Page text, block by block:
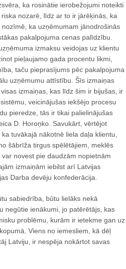
ka rosinātie ierobežojumi noteikti
nozarē, līdz ar to ir jārēķinās, ka
ka uzņēmumam jānodrošinās
pakalpojuma cenas palīdzību.
izmaksu veidojas uz klientu
pieļaujamo gada procentu likmi,
taču pieprasījums pēc pakalpojuma
uzņēmumu attīstību. Šīs izmaiņas
izmaiņas, kas līdz šim ir bijušas, ir
veicinājušas iekšējo procesu
pieredze, tās ir tikai palielinājušas
D. Horoņko. Savukārt, vērtējot
tuvākajā nākotnē liela daļa klientu,
šābrīža tirgus spēlētājiem, meklēs
novest pie daudzām nopietnām
izmaiņām iebilst arī Latvijas
Darba devēju konfederācija.
sabiedrība, būtu lielāks nekā
negūtie ienākumi, jo patērētājs, kas
problēmu, kurām ir ietekme gan uz
Viens no iemesliem, kā dēļ
Latviju, ir nespēja nokārtot savas